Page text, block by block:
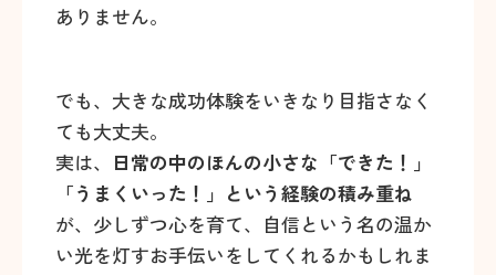
ありません。
でも、大きな成功体験をいきなり目指さなく
ても大丈夫。
実は、 日常の中のほんの小さな「できた！」
「うまくいった！」という経験の積み重ね
が、少しずつ心を育て、自信という名の温か
い光を灯すお手伝いをしてくれるかもしれま